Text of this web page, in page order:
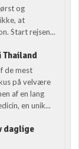
og
at
Start rejsen...
Thailand
de mest
på velvære
af en lang
en unik...
daglige